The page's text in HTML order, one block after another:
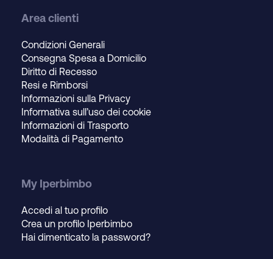
Area clienti
Condizioni Generali
Consegna Spesa a Domicilio
Diritto di Recesso
Resi e Rimborsi
Informazioni sulla Privacy
Informativa sull’uso dei cookie
Informazioni di Trasporto
Modalità di Pagamento
My Iperbimbo
Accedi al tuo profilo
Crea un profilo Iperbimbo
Hai dimenticato la password?